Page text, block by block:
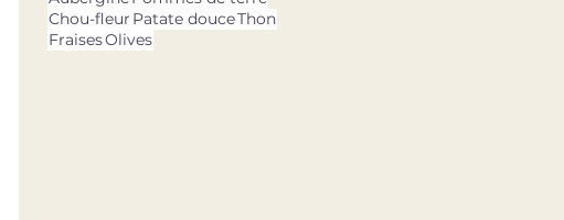
Chou-fleur Patate douceThon
FraisesOlives